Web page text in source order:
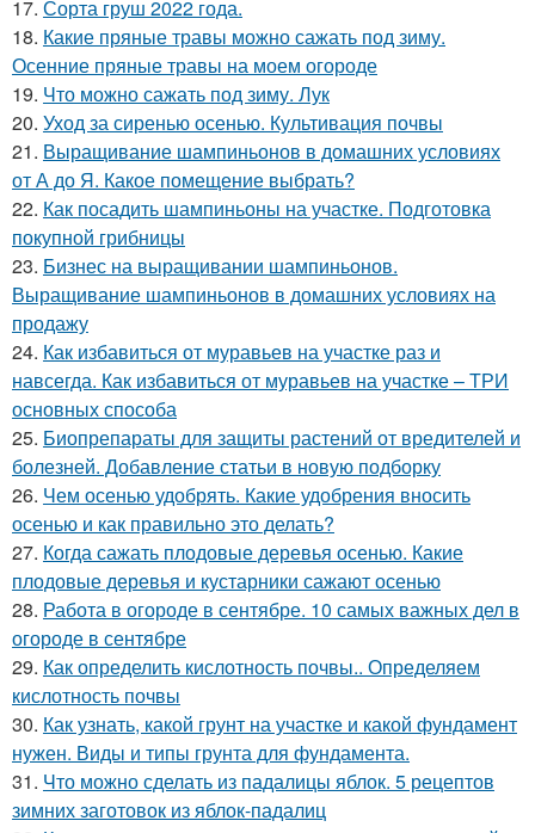
17. Сорта груш 2022 года.
18. Какие пряные травы можно сажать под зиму.
Осенние пряные травы на моем огороде
19. Что можно сажать под зиму. Лук
20. Уход за сиренью осенью. Культивация почвы
21. Выращивание шампиньонов в домашних условиях
от А до Я. Какое помещение выбрать?
22. Как посадить шампиньоны на участке. Подготовка
покупной грибницы
23. Бизнес на выращивании шампиньонов.
Выращивание шампиньонов в домашних условиях на
продажу
24. Как избавиться от муравьев на участке раз и
навсегда. Как избавиться от муравьев на участке – ТРИ
основных способа
25. Биопрепараты для защиты растений от вредителей и
болезней. Добавление статьи в новую подборку
26. Чем осенью удобрять. Какие удобрения вносить
осенью и как правильно это делать?
27. Когда сажать плодовые деревья осенью. Какие
плодовые деревья и кустарники сажают осенью
28. Работа в огороде в сентябре. 10 самых важных дел в
огороде в сентябре
29. Как определить кислотность почвы.. Определяем
кислотность почвы
30. Как узнать, какой грунт на участке и какой фундамент
нужен. Виды и типы грунта для фундамента.
31. Что можно сделать из падалицы яблок. 5 рецептов
зимних заготовок из яблок-падалиц